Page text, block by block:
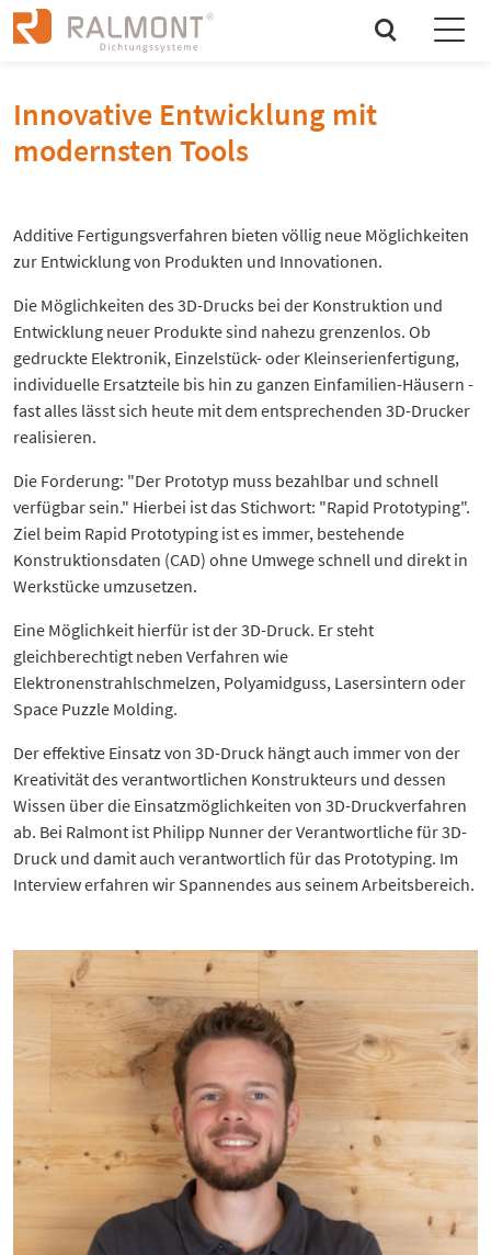
search
Innovative Entwicklung mit
modernsten Tools
Additive Fertigungsverfahren bieten völlig neue Möglichkeiten
zur Entwicklung von Produkten und Innovationen.
Die Möglichkeiten des 3D-Drucks bei der Konstruktion und
Entwicklung neuer Produkte sind nahezu grenzenlos. Ob
gedruckte Elektronik, Einzelstück- oder Kleinserienfertigung,
individuelle Ersatzteile bis hin zu ganzen Einfamilien-Häusern -
fast alles lässt sich heute mit dem entsprechenden 3D-Drucker
realisieren.
Die Forderung: "Der Prototyp muss bezahlbar und schnell
verfügbar sein." Hierbei ist das Stichwort: "Rapid Prototyping".
Ziel beim Rapid Prototyping ist es immer, bestehende
Konstruktionsdaten (CAD) ohne Umwege schnell und direkt in
Werkstücke umzusetzen.
Eine Möglichkeit hierfür ist der 3D-Druck. Er steht
gleichberechtigt neben Verfahren wie
Elektronenstrahlschmelzen, Polyamidguss, Lasersintern oder
Space Puzzle Molding.
Der effektive Einsatz von 3D-Druck hängt auch immer von der
Kreativität des verantwortlichen Konstrukteurs und dessen
Wissen über die Einsatzmöglichkeiten von 3D-Druckverfahren
ab. Bei Ralmont ist Philipp Nunner der Verantwortliche für 3D-
Druck und damit auch verantwortlich für das Prototyping. Im
Interview erfahren wir Spannendes aus seinem Arbeitsbereich.